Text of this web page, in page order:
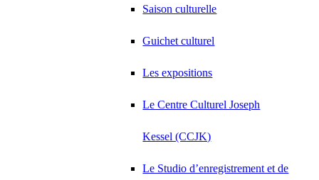
Saison culturelle
Guichet culturel
Les expositions
Le Centre Culturel Joseph
Kessel (CCJK)
Le Studio d’enregistrement et de